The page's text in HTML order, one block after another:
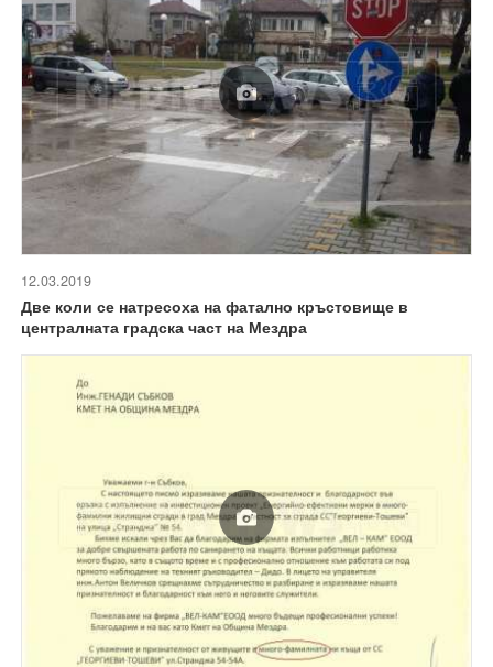
12.03.2019
Две коли се натресоха на фатално кръстовище в
централната градска част на Мездра